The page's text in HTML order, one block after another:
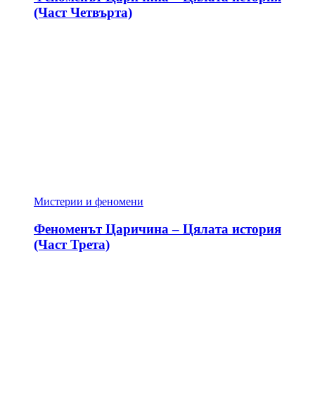
(Част Четвърта)
Мистерии и феномени
Феноменът Царичина – Цялата история
(Част Трета)